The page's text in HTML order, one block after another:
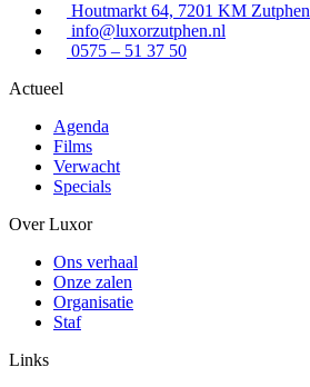
Houtmarkt 64, 7201 KM Zutphen
info@luxorzutphen.nl
0575 – 51 37 50
Actueel
Agenda
Films
Verwacht
Specials
Over Luxor
Ons verhaal
Onze zalen
Organisatie
Staf
Links